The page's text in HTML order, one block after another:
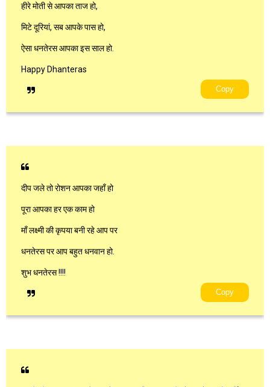
हीरे मोती से आपका ताज हो,
मिटे दूरियां, सब आपके पास हो,
ऐसा धनतेरस आपका इस साल हो.
Happy Dhanteras
Copy
दीप जले तो रोशन आपका जहाँ हो
पूरा आपका हर एक काम हो
माँ लक्ष्मी की कृपया बनी रहे आप पर
धनतेरस पर आप बहुत धनवान हो.
शुभ धनतेरस !!!!
Copy